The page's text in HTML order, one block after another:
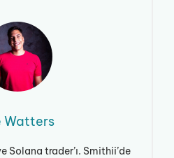
Watters
Solana trader’ı. Smithii’de